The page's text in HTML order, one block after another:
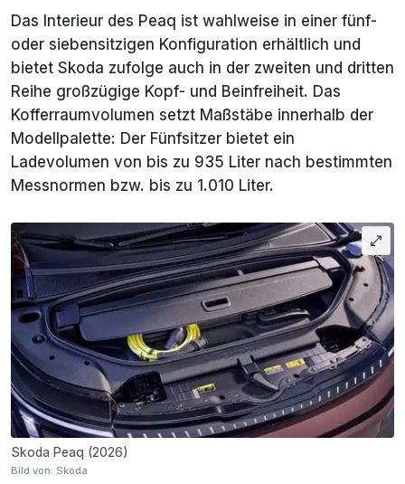
Das Interieur des Peaq ist wahlweise in einer fünf-
oder siebensitzigen Konfiguration erhältlich und
bietet Skoda zufolge auch in der zweiten und dritten
Reihe großzügige Kopf- und Beinfreiheit. Das
Kofferraumvolumen setzt Maßstäbe innerhalb der
Modellpalette: Der Fünfsitzer bietet ein
Ladevolumen von bis zu 935 Liter nach bestimmten
Messnormen bzw. bis zu 1.010 Liter.
Skoda Peaq (2026)
Bild von: Skoda